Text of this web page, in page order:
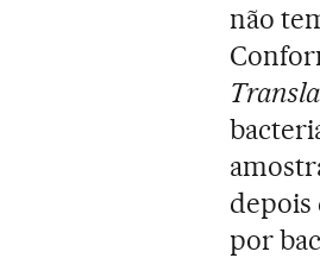
não
depois
por